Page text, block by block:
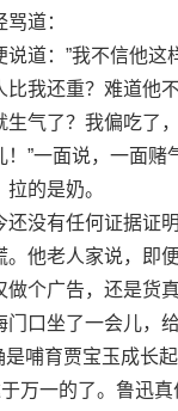
道：
：”我不信他这
我还重？难道他
气了？我偏吃了
！”一面说，一面
的是奶。
有任何证据证
他老人家说，即
个广告，还是货
坐了一会儿，
是哺育贾宝玉成长
万一的了。鲁迅真